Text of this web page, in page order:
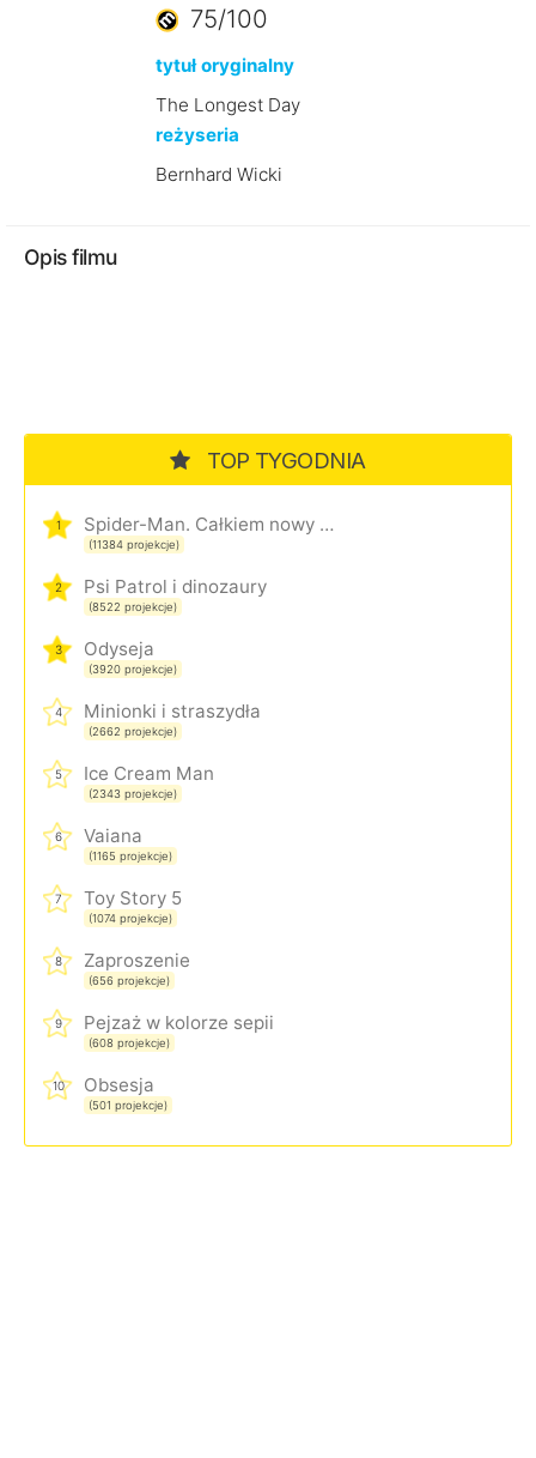
75/100
tytuł oryginalny
The Longest Day
reżyseria
Bernhard Wicki
Opis filmu
TOP TYGODNIA
1 Spider-Man. Całkiem nowy dzień
(11384 projekcje)
2 Psi Patrol i dinozaury
(8522 projekcje)
3 Odyseja
(3920 projekcje)
4 Minionki i straszydła
(2662 projekcje)
5 Ice Cream Man
(2343 projekcje)
6 Vaiana
(1165 projekcje)
7 Toy Story 5
(1074 projekcje)
8 Zaproszenie
(656 projekcje)
9 Pejzaż w kolorze sepii
(608 projekcje)
10 Obsesja
(501 projekcje)